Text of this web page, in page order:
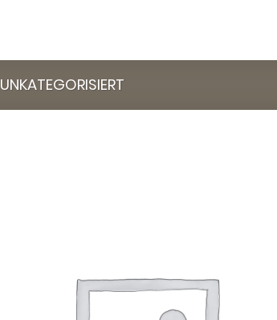
UNKATEGORISIERT